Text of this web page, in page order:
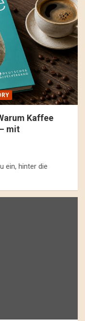
Kaffee
mit
ein, hinter die